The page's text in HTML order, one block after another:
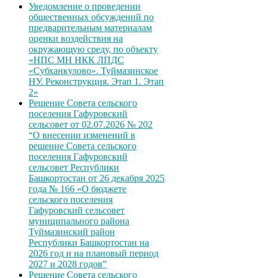
Уведомление о проведении
общественных обсуждений по
предварительным материалам
оценки воздействия на
окружающую среду, по объекту
«НПС МН НКК ЛПДС
«Субханкулово». Туймазинское
НУ. Реконструкция. Этап 1. Этап
2»
Решение Совета сельского
поселения Гафуровский
сельсовет от 02.07.2026 № 202
“О внесении изменений в
решение Совета сельского
поселения Гафуровский
сельсовет Республики
Башкортостан от 26 декабря 2025
года № 166 «О бюджете
сельского поселения
Гафуровский сельсовет
муниципального района
Туймазинский район
Республики Башкортостан на
2026 год и на плановый период
2027 и 2028 годов”
Решение Совета сельского